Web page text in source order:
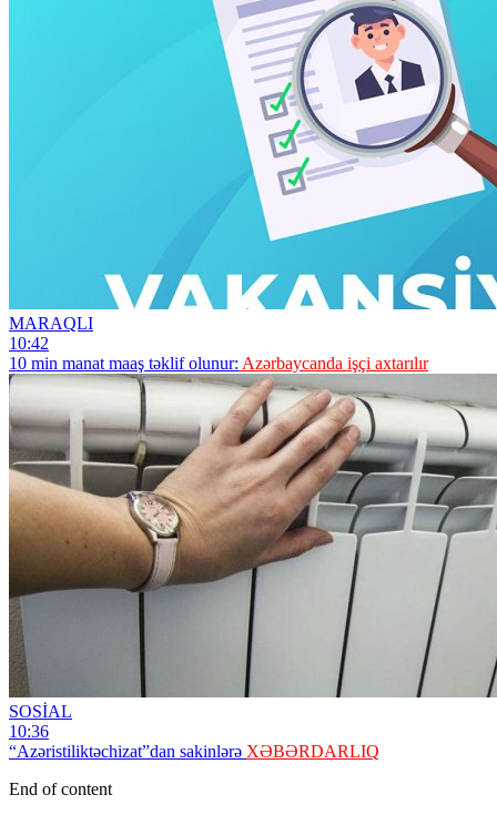
MARAQLI
10:42
10 min manat maaş təklif olunur: Azərbaycanda işçi axtarılır
SOSİAL
10:36
“Azəristiliktəchizat”dan sakinlərə XƏBƏRDARLIQ
End of content